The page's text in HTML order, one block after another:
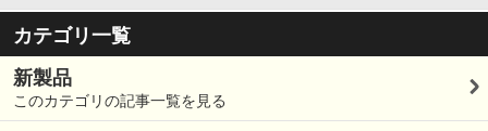
カテゴリ一覧
新製品
このカテゴリの記事一覧を見る